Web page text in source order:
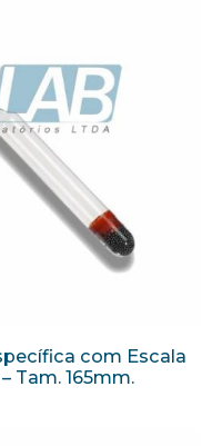
com Escala
Tam. 165mm.